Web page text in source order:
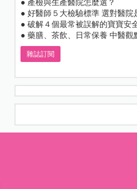
● 產檢與生產醫院怎麼選？
● 好醫師５大檢驗標準 選對醫院
● 破解４個最常被誤解的寶寶安
● 藥膳、茶飲、日常保養 中醫觀
雜誌訂閱